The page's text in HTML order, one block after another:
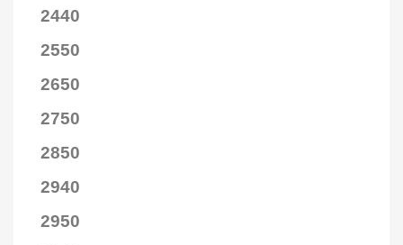
2440
2550
2650
2750
2850
2940
2950